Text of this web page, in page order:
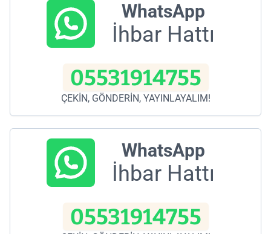
WhatsApp
İhbar Hattı
05531914755
ÇEKİN, GÖNDERİN, YAYINLAYALIM!
WhatsApp
İhbar Hattı
05531914755